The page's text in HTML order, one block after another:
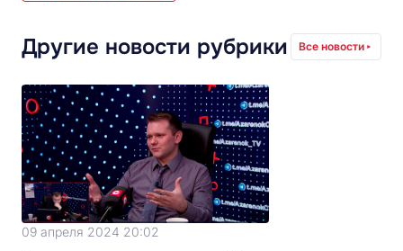
Другие новости рубрики Все новости
09 апреля 2024 20:02